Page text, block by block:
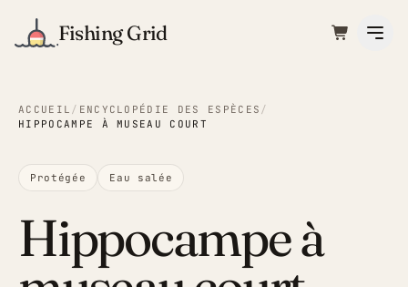
Fishing Grid
ACCUEIL / ENCYCLOPÉDIE DES ESPÈCES /
HIPPOCAMPE À MUSEAU COURT
Protégée Eau salée
Hippocampe à